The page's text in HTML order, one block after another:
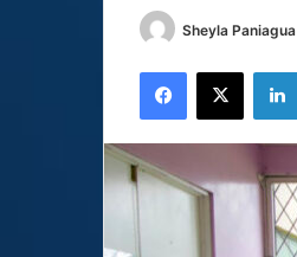
Sheyla Paniagua
Facebook
X